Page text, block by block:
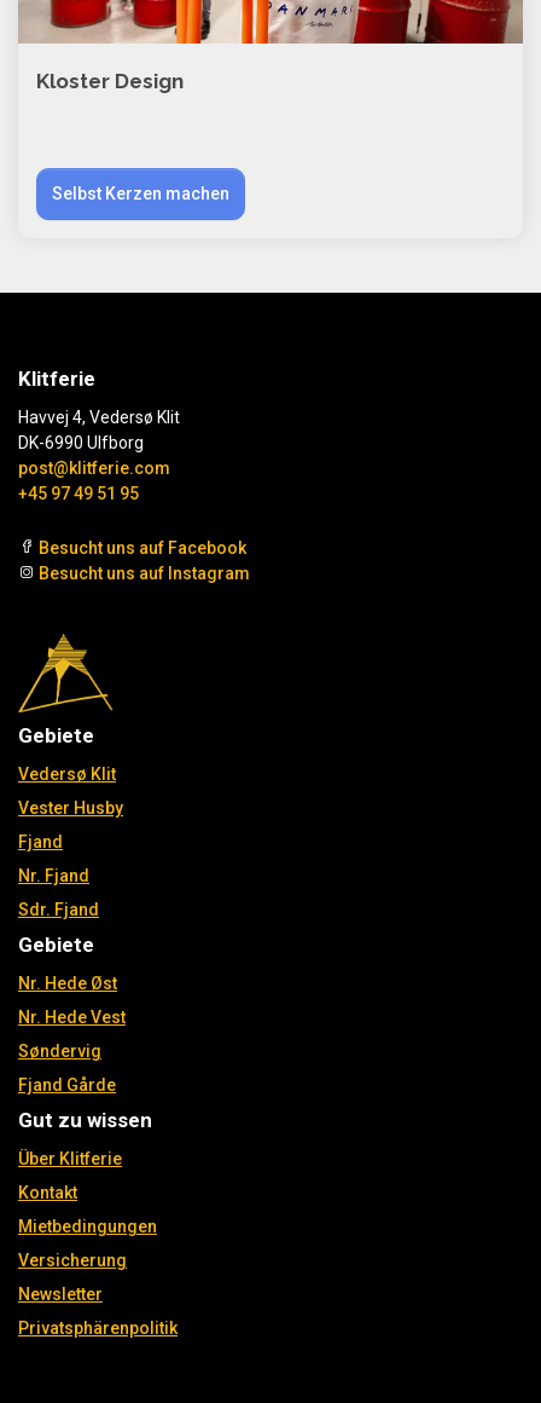
Kloster Design
Selbst Kerzen machen
Klitferie
Havvej 4, Vedersø Klit
DK-6990 Ulfborg
post@klitferie.com
+45 97 49 51 95
Besucht uns auf Facebook
Besucht uns auf Instagram
Gebiete
Vedersø Klit
Vester Husby
Fjand
Nr. Fjand
Sdr. Fjand
Gebiete
Nr. Hede Øst
Nr. Hede Vest
Søndervig
Fjand Gårde
Gut zu wissen
Über Klitferie
Kontakt
Mietbedingungen
Versicherung
Newsletter
Privatsphärenpolitik